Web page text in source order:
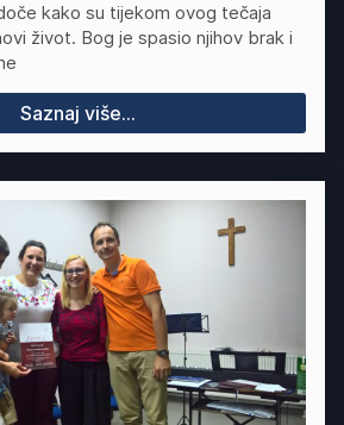
kako su tijekom ovog tečaja
život. Bog je spasio njihov brak i
Saznaj više...